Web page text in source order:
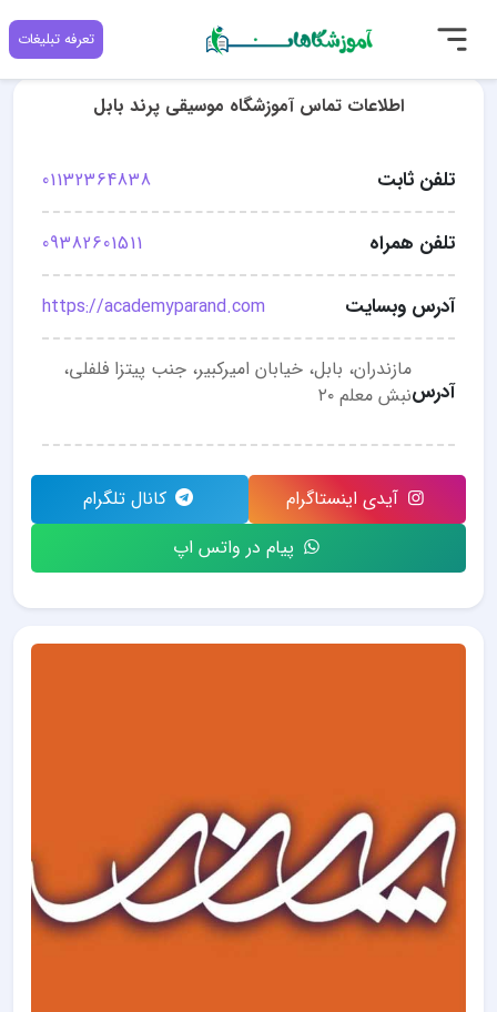
تعرفه تبلیغات
اطلاعات تماس آموزشگاه موسیقی پرند​​​​​​​ بابل
تلفن ثابت 01132364838
تلفن همراه 09382601511
آدرس وبسایت https://academyparand.com
آدرس
مازندران، بابل، خیابان امیرکبیر، جنب پیتزا فلفلی،
نبش معلم ۲۰​​​​​​​
آیدی اینستاگرام
کانال تلگرام
پیام در واتس اپ